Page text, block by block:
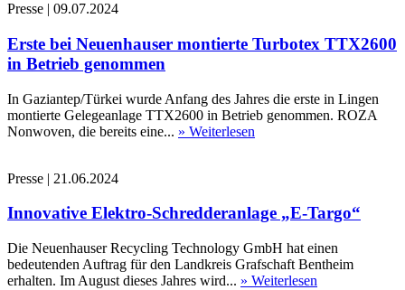
Presse | 09.07.2024
Erste bei Neuenhauser montierte Turbotex TTX2600
in Betrieb genommen
In Gaziantep/Türkei wurde Anfang des Jahres die erste in Lingen
montierte Gelegeanlage TTX2600 in Betrieb genommen. ROZA
Nonwoven, die bereits eine... » Weiterlesen
Presse | 21.06.2024
Innovative Elektro-Schredderanlage „E-Targo“
Die Neuenhauser Recycling Technology GmbH hat einen
bedeutenden Auftrag für den Landkreis Grafschaft Bentheim
erhalten. Im August dieses Jahres wird... » Weiterlesen